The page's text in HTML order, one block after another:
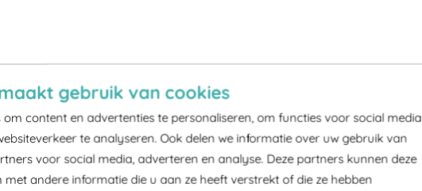
gebruik van cookies
om content en advertenties te personaliseren, om functies voor social media
te analyseren. Ook delen we informatie over uw gebruik van
voor social media, adverteren en analyse. Deze partners kunnen deze
met andere informatie die u aan ze heeft verstrekt of die ze hebben